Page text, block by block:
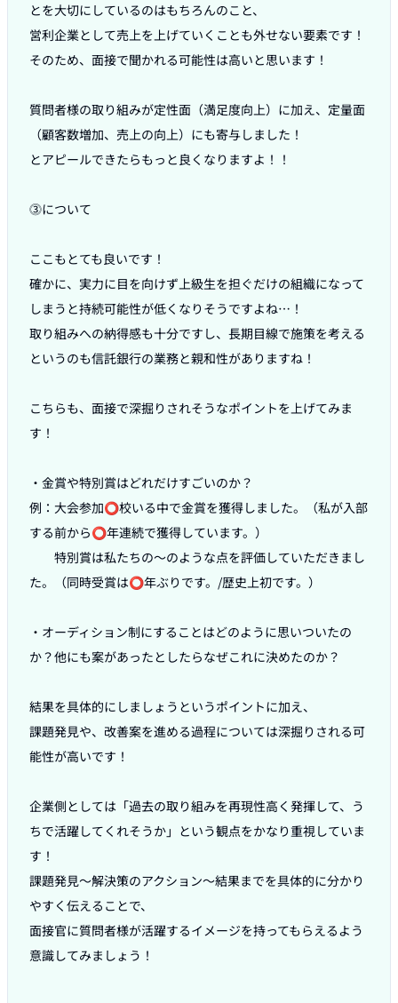
とを大切にしているのはもちろんのこと、
営利企業として売上を上げていくことも外せない要素です！
そのため、面接で聞かれる可能性は高いと思います！
質問者様の取り組みが定性面（満足度向上）に加え、定量面
（顧客数増加、売上の向上）にも寄与しました！
とアピールできたらもっと良くなりますよ！！
⓷について
ここもとても良いです！
確かに、実力に目を向けず上級生を担ぐだけの組織になって
しまうと持続可能性が低くなりそうですよね…！
取り組みへの納得感も十分ですし、長期目線で施策を考える
というのも信託銀行の業務と親和性がありますね！
こちらも、面接で深掘りされそうなポイントを上げてみま
す！
・金賞や特別賞はどれだけすごいのか？
例：大会参加⭕️校いる中で金賞を獲得しました。（私が入部
する前から⭕️年連続で獲得しています。）
特別賞は私たちの〜のような点を評価していただきまし
た。（同時受賞は⭕️年ぶりです。/歴史上初です。）
・オーディション制にすることはどのように思いついたの
か？他にも案があったとしたらなぜこれに決めたのか？
結果を具体的にしましょうというポイントに加え、
課題発見や、改善案を進める過程については深掘りされる可
能性が高いです！
企業側としては「過去の取り組みを再現性高く発揮して、う
ちで活躍してくれそうか」という観点をかなり重視していま
す！
課題発見〜解決策のアクション〜結果までを具体的に分かり
やすく伝えることで、
面接官に質問者様が活躍するイメージを持ってもらえるよう
意識してみましょう！